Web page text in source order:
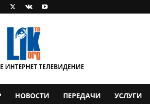
НОВОСТИ ПЕРЕДАЧИ УСЛУГИ